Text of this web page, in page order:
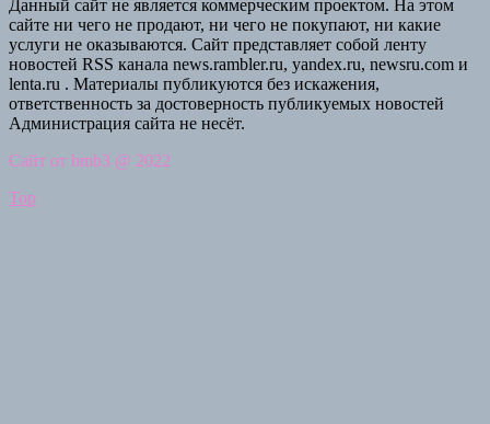
Данный сайт не является коммерческим проектом. На этом
сайте ни чего не продают, ни чего не покупают, ни какие
услуги не оказываются. Сайт представляет собой ленту
новостей RSS канала news.rambler.ru, yandex.ru, newsru.com и
lenta.ru . Материалы публикуются без искажения,
ответственность за достоверность публикуемых новостей
Администрация сайта не несёт.
Сайт от bmb3 @ 2022
Top